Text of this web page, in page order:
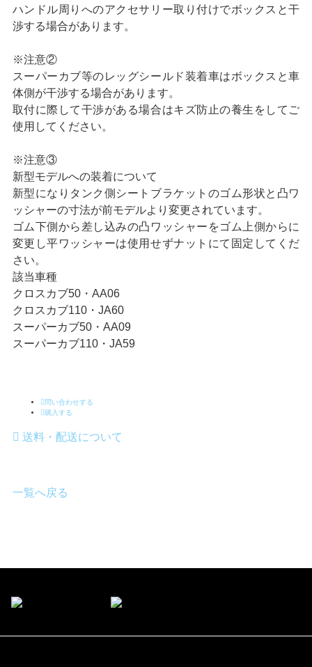
ハンドル周りへのアクセサリー取り付けでボックスと干
渉する場合があります。
※注意②
スーパーカブ等のレッグシールド装着車はボックスと車
体側が干渉する場合があります。
取付に際して干渉がある場合はキズ防止の養生をしてご
使用してください。
※注意③
新型モデルへの装着について
新型になりタンク側シートブラケットのゴム形状と凸ワ
ッシャーの寸法が前モデルより変更されています。
ゴム下側から差し込みの凸ワッシャーをゴム上側からに
変更し平ワッシャーは使用せずナットにて固定してくだ
さい。
該当車種
クロスカブ50・AA06
クロスカブ110・JA60
スーパーカブ50・AA09
スーパーカブ110・JA59
問い合わせする
購入する
送料・配送について
一覧へ戻る